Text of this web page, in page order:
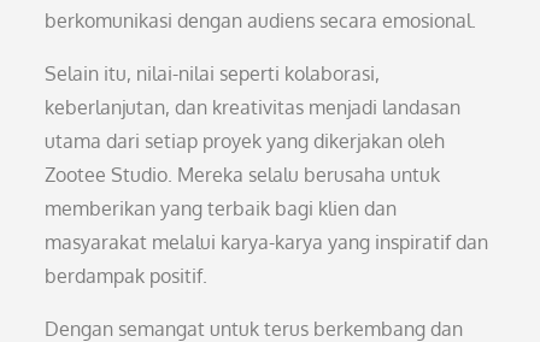
berkomunikasi dengan audiens secara emosional.
Selain itu, nilai-nilai seperti kolaborasi,
keberlanjutan, dan kreativitas menjadi landasan
utama dari setiap proyek yang dikerjakan oleh
Zootee Studio. Mereka selalu berusaha untuk
memberikan yang terbaik bagi klien dan
masyarakat melalui karya-karya yang inspiratif dan
berdampak positif.
Dengan semangat untuk terus berkembang dan